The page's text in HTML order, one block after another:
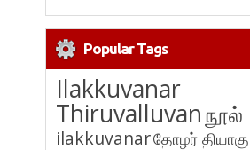
Popular Tags
Ilakkuvanar
Thiruvalluvanநூல்
ilakkuvanarதோழர் தியாகு